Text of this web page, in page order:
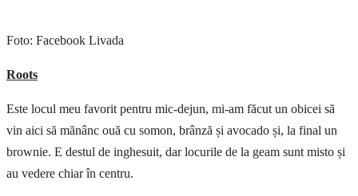
Foto: Facebook Livada
Roots
Este locul meu favorit pentru mic-dejun, mi-am făcut un obicei să
vin aici să mănânc ouă cu somon, brânză și avocado și, la final un
brownie. E destul de inghesuit, dar locurile de la geam sunt misto și
au vedere chiar în centru.